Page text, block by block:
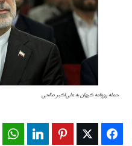
حمله روزنامه کیهان به علی‌اکبر صالحی
Facebook
Twitter
Pinterest
LinkedIn